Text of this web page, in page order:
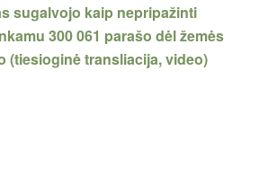
sugalvojo kaip nepripažinti
300 061 parašo dėl žemės
(tiesioginė transliacija, video)